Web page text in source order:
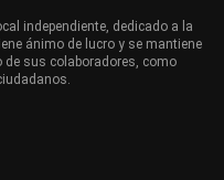
independiente, dedicado a la
ánimo de lucro y se mantiene
de sus colaboradores, como